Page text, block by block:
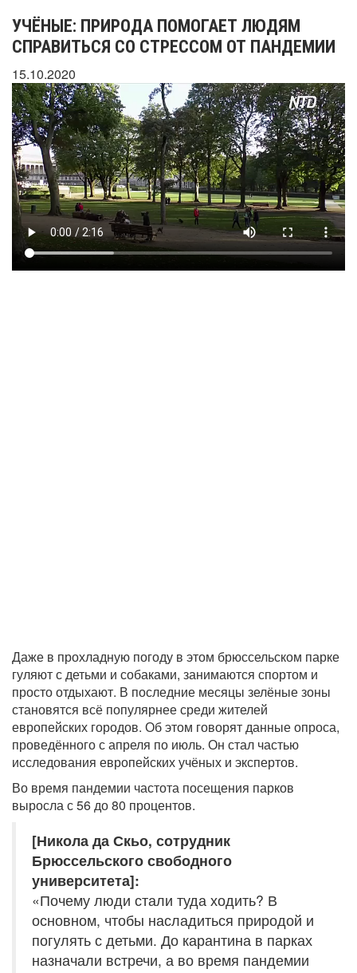
УЧЁНЫЕ: ПРИРОДА ПОМОГАЕТ ЛЮДЯМ
СПРАВИТЬСЯ СО СТРЕССОМ ОТ ПАНДЕМИИ
15.10.2020
Даже в прохладную погоду в этом брюссельском парке
гуляют с детьми и собаками, занимаются спортом и
просто отдыхают. В последние месяцы зелёные зоны
становятся всё популярнее среди жителей
европейских городов. Об этом говорят данные опроса,
проведённого с апреля по июль. Он стал частью
исследования европейских учёных и экспертов.
Во время пандемии частота посещения парков
выросла с 56 до 80 процентов.
[Никола да Скьо, сотрудник
Брюссельского свободного
университета]:
«Почему люди стали туда ходить? В
основном, чтобы насладиться природой и
погулять с детьми. До карантина в парках
назначали встречи, а во время пандемии